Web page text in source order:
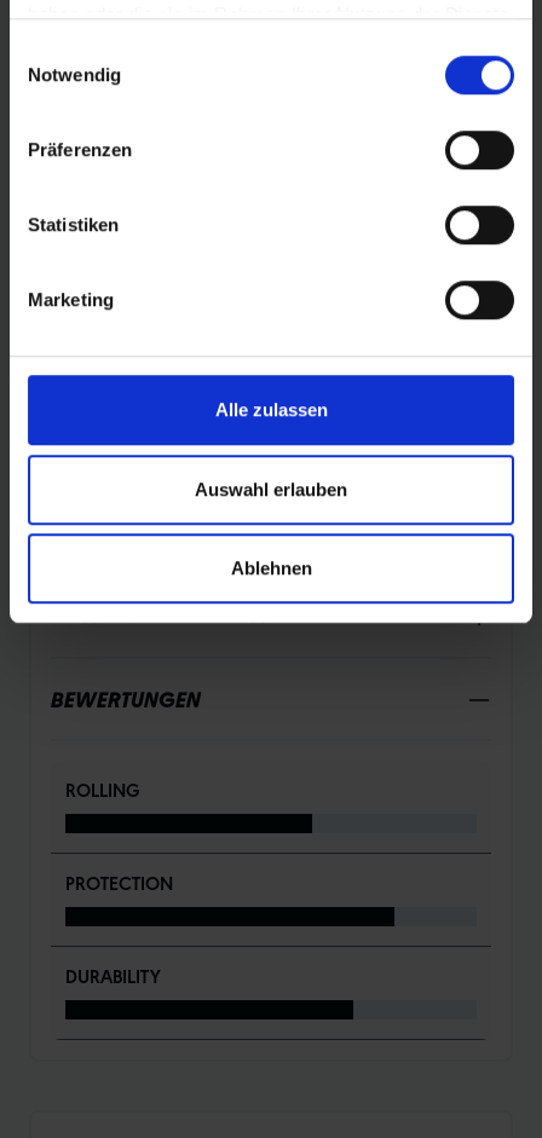
haben oder die sie im Rahmen Ihrer Nutzung der Dienste
Notwendig
Präferenzen
Statistiken
Marketing
Alle zulassen
Auswahl erlauben
Ablehnen
ENDURO.
Alles was den Spaß am Biken steigert hat
höchsten Pannenschutz auf anspruchsvollen Trails
kontrolliertes, gutmütiges Fahrverhalten im
Die Kombination aus großen und kleinen
Schulterstollen beschert dem Fahrer optimalen Grip
auf einer Vielzahl von Untergründen.
Semi offen angeordnete Blöcke sorgen für optimale
Selbstreinigung bei geringem Rollwiderstand.
Mehr Informationen:
DETAILS / PRODUKTDATEN
BEWERTUNGEN
ROLLING
PROTECTION
DURABILITY